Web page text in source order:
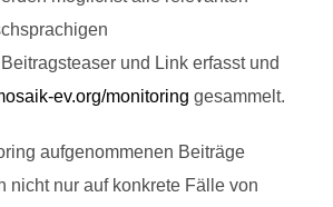
und Link erfasst und
ev.org/monitoring gesammelt.
aufgenommenen Beiträge
nicht nur auf konkrete Fälle von